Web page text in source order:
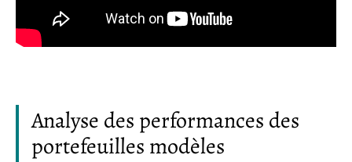
Analyse des performances des
portefeuilles modèles